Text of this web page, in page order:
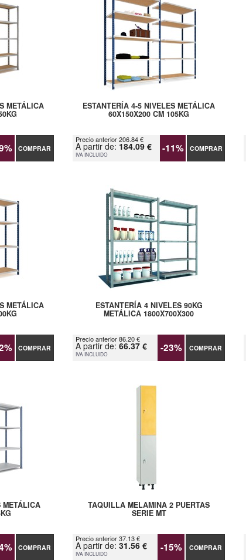
METÁLICA
COMPRAR
ESTANTERÍA 4-5 NIVELES METÁLICA
60X150X200 CM 105KG
Precio anterior 206.84 €
A partir de: 184.09 €
IVA INCLUIDO -11% COMPRAR
METÁLICA
COMPRAR
ESTANTERÍA 4 NIVELES 90KG
METÁLICA 1800X700X300
Precio anterior 86.20 €
A partir de: 66.37 €
IVA INCLUIDO -23% COMPRAR
METÁLICA
COMPRAR
TAQUILLA MELAMINA 2 PUERTAS
SERIE MT
Precio anterior 37.13 €
A partir de: 31.56 €
IVA INCLUIDO -15% COMPRAR